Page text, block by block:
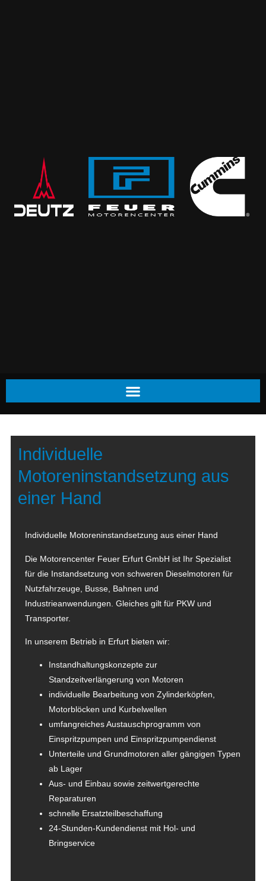
Individuelle
Motoreninstandsetzung aus
einer Hand
Individuelle Motoreninstandsetzung aus einer Hand
Die Motorencenter Feuer Erfurt GmbH ist Ihr Spezialist
für die Instandsetzung von schweren Dieselmotoren für
Nutzfahrzeuge, Busse, Bahnen und
Industrieanwendungen. Gleiches gilt für PKW und
Transporter.
In unserem Betrieb in Erfurt bieten wir:
Instandhaltungskonzepte zur
Standzeitverlängerung von Motoren
individuelle Bearbeitung von Zylinderköpfen,
Motorblöcken und Kurbelwellen
umfangreiches Austauschprogramm von
Einspritzpumpen und Einspritzpumpendienst
Unterteile und Grundmotoren aller gängigen Typen
ab Lager
Aus- und Einbau sowie zeitwertgerechte
Reparaturen
schnelle Ersatzteilbeschaffung
24-Stunden-Kundendienst mit Hol- und
Bringservice